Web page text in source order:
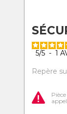
5/5 - 1
Repère